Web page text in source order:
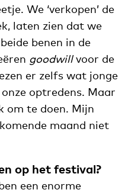
We ‘verkopen’ de
laten zien dat we
benen in de
goodwillvoor de
er zelfs wat jonge
optredens. Maar
om te doen. Mijn
maand niet
op het festival?
een enorme